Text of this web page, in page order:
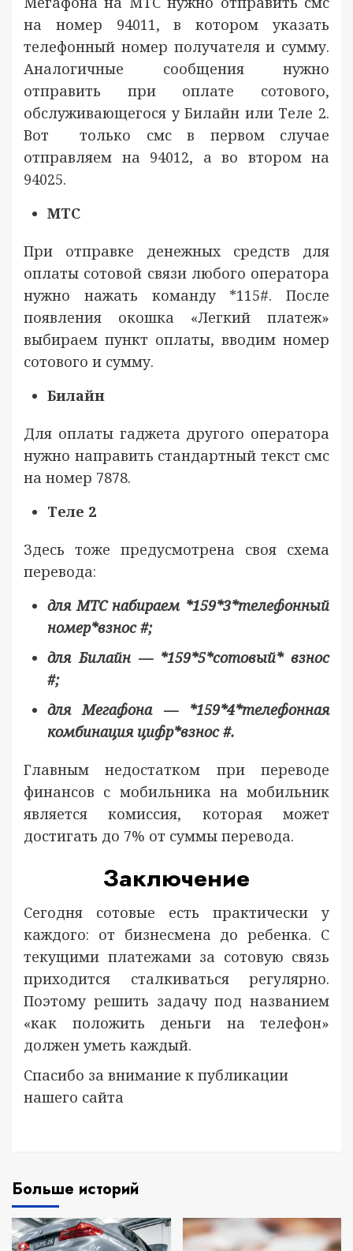
на номер 94011, в котором указать
телефонный номер получателя и сумму.
Аналогичные сообщения нужно
отправить при оплате сотового,
обслуживающегося у Билайн или Теле 2.
Вот только смс в первом случае
отправляем на 94012, а во втором на
94025.
МТС
При отправке денежных средств для
оплаты сотовой связи любого оператора
нужно нажать команду *115#. После
появления окошка «Легкий платеж»
выбираем пункт оплаты, вводим номер
сотового и сумму.
Билайн
Для оплаты гаджета другого оператора
нужно направить стандартный текст смс
на номер 7878.
Теле 2
Здесь тоже предусмотрена своя схема
перевода:
для МТС набираем *159*3*телефонный
номер*взнос #;
для Билайн — *159*5*сотовый* взнос
#;
для Мегафона — *159*4*телефонная
комбинация цифр*взнос #.
Главным недостатком при переводе
финансов с мобильника на мобильник
является комиссия, которая может
достигать до 7% от суммы перевода.
Заключение
Сегодня сотовые есть практически у
каждого: от бизнесмена до ребенка. С
текущими платежами за сотовую связь
приходится сталкиваться регулярно.
Поэтому решить задачу под названием
«как положить деньги на телефон»
должен уметь каждый.
Спасибо за внимание к публикации
нашего сайта
Больше историй